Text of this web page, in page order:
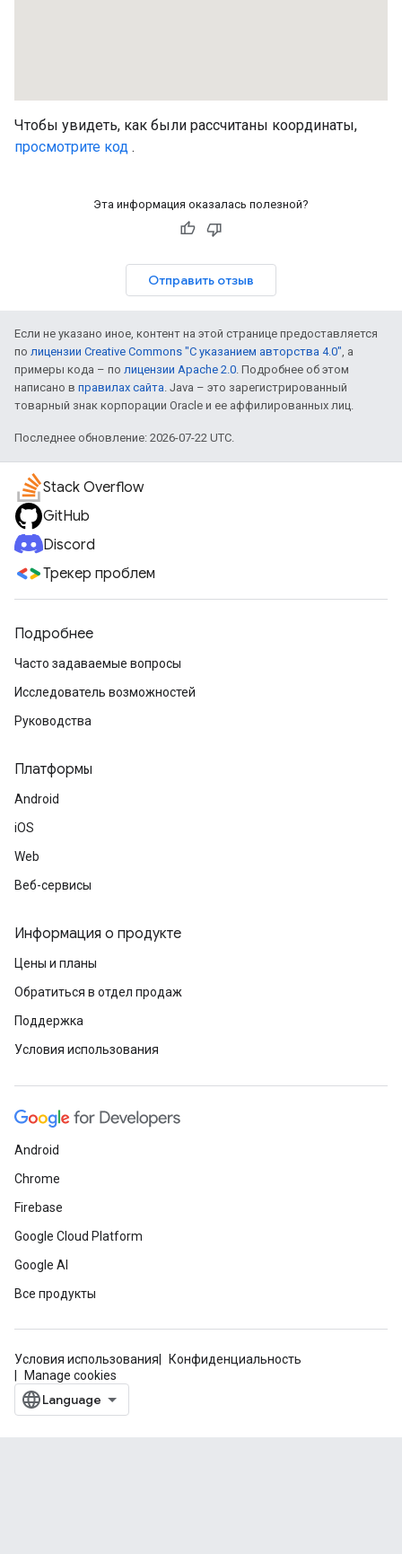
Чтобы увидеть, как были рассчитаны координаты,
просмотрите код .
Эта информация оказалась полезной?
Отправить отзыв
Если не указано иное, контент на этой странице предоставляется
по лицензии Creative Commons "С указанием авторства 4.0" , а
примеры кода – по лицензии Apache 2.0 . Подробнее об этом
написано в правилах сайта . Java – это зарегистрированный
товарный знак корпорации Oracle и ее аффилированных лиц.
Последнее обновление: 2026-07-22 UTC.
Stack Overflow
GitHub
Discord
Трекер проблем
Подробнее
Часто задаваемые вопросы
Исследователь возможностей
Руководства
Платформы
Android
iOS
Web
Веб-сервисы
Информация о продукте
Цены и планы
Обратиться в отдел продаж
Поддержка
Условия использования
Android
Chrome
Firebase
Google Cloud Platform
Google AI
Все продукты
Условия использования
Конфиденциальность
Manage cookies